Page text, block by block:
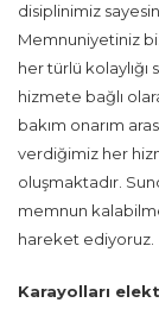
disiplinimiz
Memnuniyetiniz
her türlü
hizmete bağlı
bakım onarım
verdiğimiz her
oluşmaktadır.
memnun
hareket ediyoruz.
Karayolları